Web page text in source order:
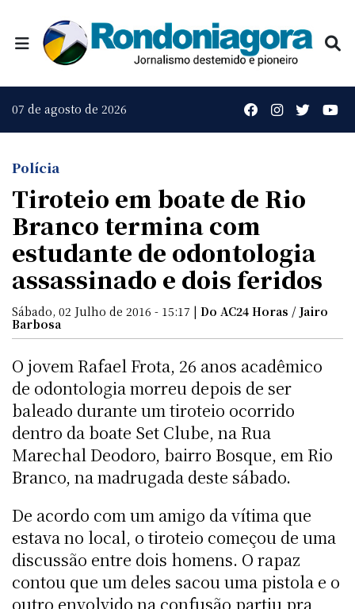
07 de agosto de 2026
Polícia
Tiroteio em boate de Rio
Branco termina com
estudante de odontologia
assassinado e dois feridos
Sábado, 02 Julho de 2016 - 15:17 | Do AC24 Horas / Jairo
Barbosa
O jovem Rafael Frota, 26 anos acadêmico
de odontologia morreu depois de ser
baleado durante um tiroteio ocorrido
dentro da boate Set Clube, na Rua
Marechal Deodoro, bairro Bosque, em Rio
Branco, na madrugada deste sábado.
De acordo com um amigo da vítima que
estava no local, o tiroteio começou de uma
discussão entre dois homens. O rapaz
contou que um deles sacou uma pistola e o
outro envolvido na confusão partiu pra